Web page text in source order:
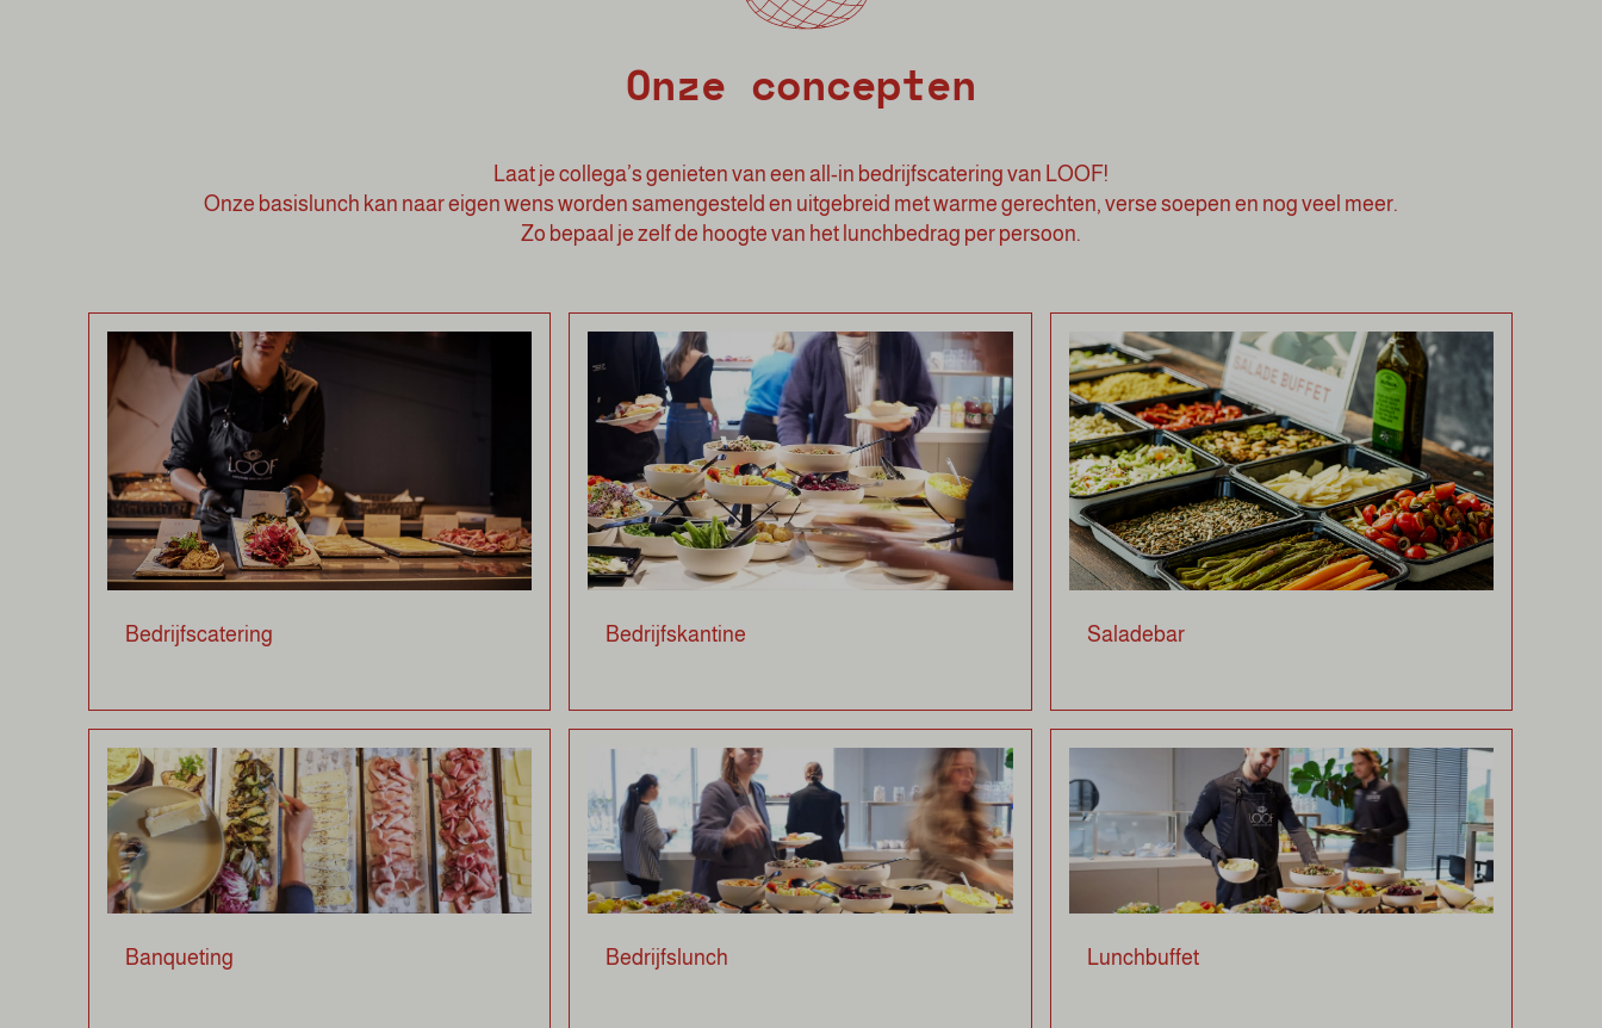
Onze concepten
Laat je collega’s genieten van een all-in bedrijfscatering van LOOF!
Onze basislunch kan naar eigen wens worden samengesteld en uitgebreid met warme gerechten, verse soepen en nog veel meer.
Zo bepaal je zelf de hoogte van het lunchbedrag per persoon.
Bedrijfscatering Bedrijfskantine Saladebar
Banqueting Bedrijfslunch Lunchbuffet